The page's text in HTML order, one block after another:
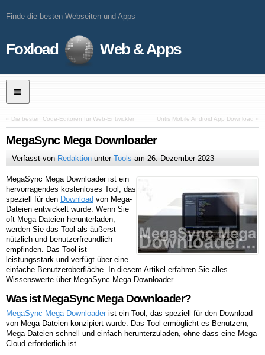
Finde die besten Webseiten und Apps
Foxload Web & Apps
« Die besten Code-Editoren für Web-Entwickler Untis Mobile Android App Download »
MegaSync Mega Downloader
Verfasst von Redaktion unterTools am26. Dezember 2023
MegaSync Mega Downloader ist ein
hervorragendes kostenloses Tool, das
speziell für den Download von Mega-
Dateien entwickelt wurde. Wenn Sie
oft Mega-Dateien herunterladen,
werden Sie das Tool als äußerst
nützlich und benutzerfreundlich
empfinden. Das Tool ist
leistungsstark und verfügt über eine
einfache Benutzeroberfläche. In diesem Artikel erfahren Sie alles
Wissenswerte über MegaSync Mega Downloader.
Was ist MegaSync Mega Downloader?
MegaSync Mega Downloader ist ein Tool, das speziell für den Download
von Mega-Dateien konzipiert wurde. Das Tool ermöglicht es Benutzern,
Mega-Dateien schnell und einfach herunterzuladen, ohne dass eine Mega-
Cloud erforderlich ist.